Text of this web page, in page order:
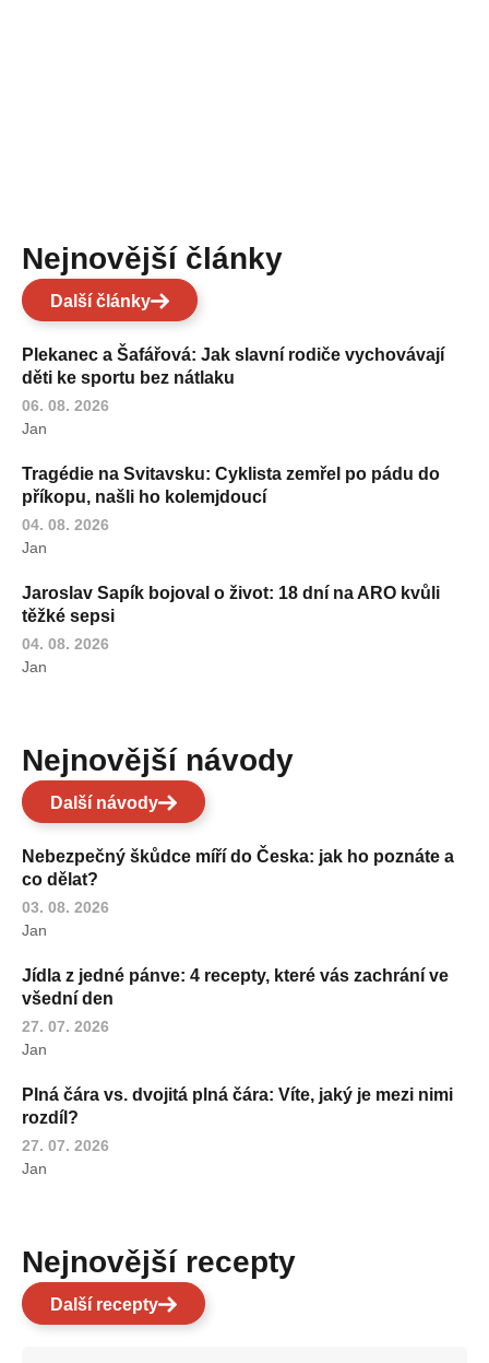
Nejnovější články
Další články
Plekanec a Šafářová: Jak slavní rodiče vychovávají
děti ke sportu bez nátlaku
06. 08. 2026
Jan
Tragédie na Svitavsku: Cyklista zemřel po pádu do
příkopu, našli ho kolemjdoucí
04. 08. 2026
Jan
Jaroslav Sapík bojoval o život: 18 dní na ARO kvůli
těžké sepsi
04. 08. 2026
Jan
Nejnovější návody
Další návody
Nebezpečný škůdce míří do Česka: jak ho poznáte a
co dělat?
03. 08. 2026
Jan
Jídla z jedné pánve: 4 recepty, které vás zachrání ve
všední den
27. 07. 2026
Jan
Plná čára vs. dvojitá plná čára: Víte, jaký je mezi nimi
rozdíl?
27. 07. 2026
Jan
Nejnovější recepty
Další recepty